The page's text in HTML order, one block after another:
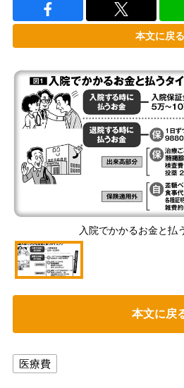
本文に戻る
入院でかかるお金と払
本文に戻
医療費